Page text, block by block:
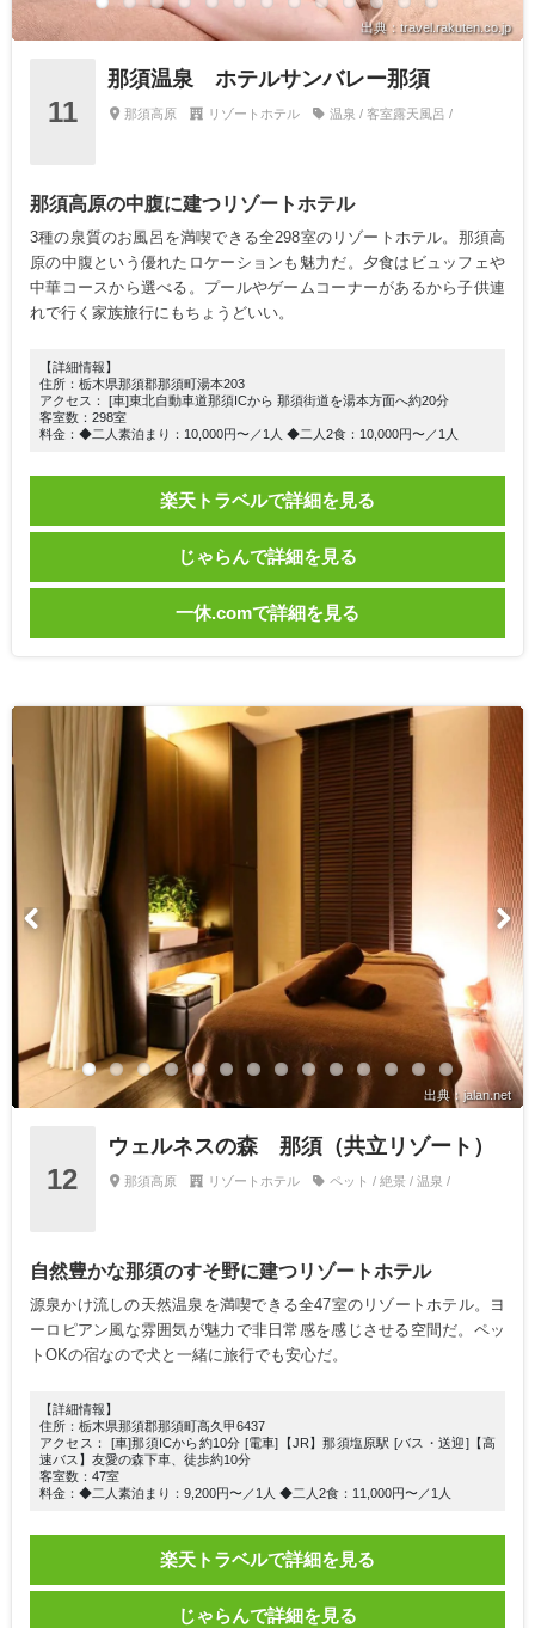
出典：travel.rakuten.co.jp
11
那須温泉 ホテルサンバレー那須
那須高原 リゾートホテル 温泉 / 客室露天風呂 /
那須高原の中腹に建つリゾートホテル
3種の泉質のお風呂を満喫できる全298室のリゾートホテル。那須高
原の中腹という優れたロケーションも魅力だ。夕食はビュッフェや
中華コースから選べる。プールやゲームコーナーがあるから子供連
れで行く家族旅行にもちょうどいい。
【詳細情報】
住所：栃木県那須郡那須町湯本203
アクセス： [車]東北自動車道那須ICから 那須街道を湯本方面へ約20分
客室数：298室
料金：◆二人素泊まり：10,000円〜／1人 ◆二人2食：10,000円〜／1人
楽天トラベルで詳細を見る
じゃらんで詳細を見る
一休.comで詳細を見る
出典：jalan.net
12
ウェルネスの森 那須（共立リゾート）
那須高原 リゾートホテル ペット / 絶景 / 温泉 /
自然豊かな那須のすそ野に建つリゾートホテル
源泉かけ流しの天然温泉を満喫できる全47室のリゾートホテル。ヨ
ーロピアン風な雰囲気が魅力で非日常感を感じさせる空間だ。ペッ
トOKの宿なので犬と一緒に旅行でも安心だ。
【詳細情報】
住所：栃木県那須郡那須町高久甲6437
アクセス： [車]那須ICから約10分 [電車]【JR】那須塩原駅 [バス・送迎]【高
速バス】友愛の森下車、徒歩約10分
客室数：47室
料金：◆二人素泊まり：9,200円〜／1人 ◆二人2食：11,000円〜／1人
楽天トラベルで詳細を見る
じゃらんで詳細を見る